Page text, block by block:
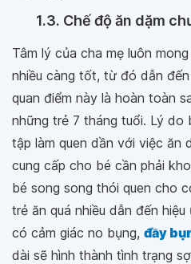
1.3. Chế độ ăn dặm
Tâm lý của cha mẹ luôn
nhiều càng tốt, từ đó dẫn
quan điểm này là hoàn toàn
những trẻ 7 tháng tuổi. Lý do
tập làm quen dần với việc ăn
cung cấp cho bé cần phải
bé song song thói quen cho
trẻ ăn quá nhiều dẫn đến
có cảm giác no bụng, đầy
dài sẽ hình thành tình trạng